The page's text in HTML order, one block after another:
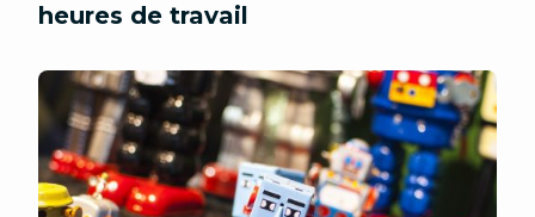
heures de travail